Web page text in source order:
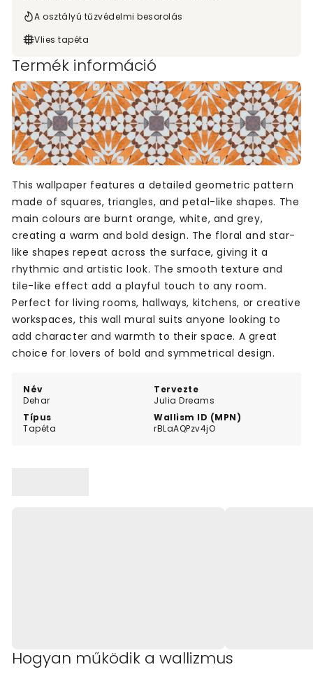
A osztályú tűzvédelmi besorolás
Vlies tapéta
Termék információ
Név
Dehar
Tervezte
Julia Dreams
Típus
Tapéta
Wallism ID (MPN)
rBLaAQPzv4jO
This wallpaper features a detailed geometric pattern
made of squares, triangles, and petal-like shapes. The
main colours are burnt orange, white, and grey,
creating a warm and bold design. The floral and star-
like shapes repeat across the surface, giving it a
rhythmic and artistic look. The smooth texture and
tile-like effect add a playful touch to any room.
Perfect for living rooms, hallways, kitchens, or creative
workspaces, this wall mural suits anyone looking to
add character and warmth to their space. A great
choice for lovers of bold and symmetrical design.
Hogyan működik a wallizmus